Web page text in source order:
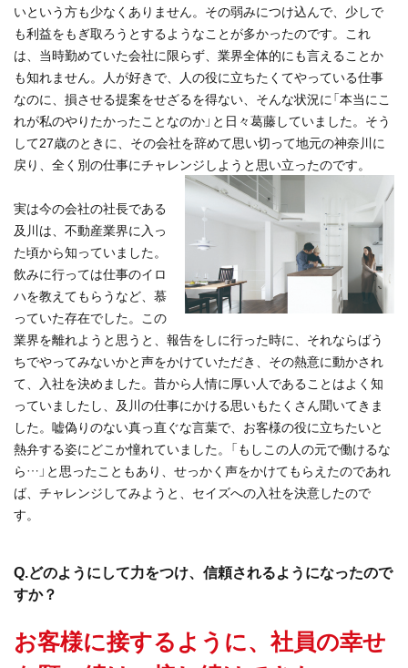
いという方も少なくありません。その弱みにつけ込んで、少しで
も利益をもぎ取ろうとするようなことが多かったのです。これ
は、当時勤めていた会社に限らず、業界全体的にも言えることか
も知れません。人が好きで、人の役に立ちたくてやっている仕事
なのに、損させる提案をせざるを得ない、そんな状況に「本当にこ
れが私のやりたかったことなのか」と日々葛藤していました。そう
して27歳のときに、その会社を辞めて思い切って地元の神奈川に
戻り、全く別の仕事にチャレンジしようと思い立ったのです。
実は今の会社の社長である
及川は、不動産業界に入っ
た頃から知っていました。
飲みに行っては仕事のイロ
ハを教えてもらうなど、慕
っていた存在でした。この
業界を離れようと思うと、報告をしに行った時に、それならばう
ちでやってみないかと声をかけていただき、その熱意に動かされ
て、入社を決めました。昔から人情に厚い人であることはよく知
っていましたし、及川の仕事にかける思いもたくさん聞いてきま
した。嘘偽りのない真っ直ぐな言葉で、お客様の役に立ちたいと
熱弁する姿にどこか憧れていました。「もしこの人の元で働けるな
ら…」と思ったこともあり、せっかく声をかけてもらえたのであれ
ば、チャレンジしてみようと、セイズへの入社を決意したので
す。
Q.どのようにして力をつけ、信頼されるようになったので
すか？
お客様に接するように、社員の幸せ